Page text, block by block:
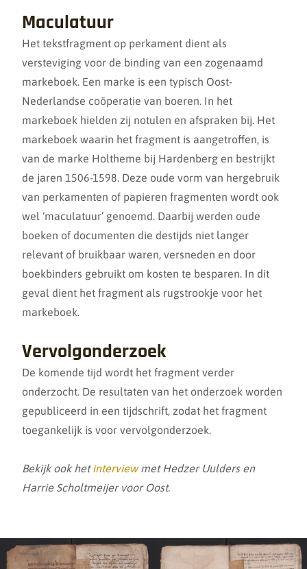
Maculatuur
Het tekstfragment op perkament dient als
versteviging voor de binding van een zogenaamd
markeboek. Een marke is een typisch Oost-
Nederlandse coöperatie van boeren. In het
markeboek hielden zij notulen en afspraken bij. Het
markeboek waarin het fragment is aangetroffen, is
van de marke Holtheme bij Hardenberg en bestrijkt
de jaren 1506-1598. Deze oude vorm van hergebruik
van perkamenten of papieren fragmenten wordt ook
wel ‘maculatuur’ genoemd. Daarbij werden oude
boeken of documenten die destijds niet langer
relevant of bruikbaar waren, versneden en door
boekbinders gebruikt om kosten te besparen. In dit
geval dient het fragment als rugstrookje voor het
markeboek.
Vervolgonderzoek
De komende tijd wordt het fragment verder
onderzocht. De resultaten van het onderzoek worden
gepubliceerd in een tijdschrift, zodat het fragment
toegankelijk is voor vervolgonderzoek.
Bekijk ook hetinterviewmet Hedzer Uulders en
Harrie Scholtmeijer voor Oost.